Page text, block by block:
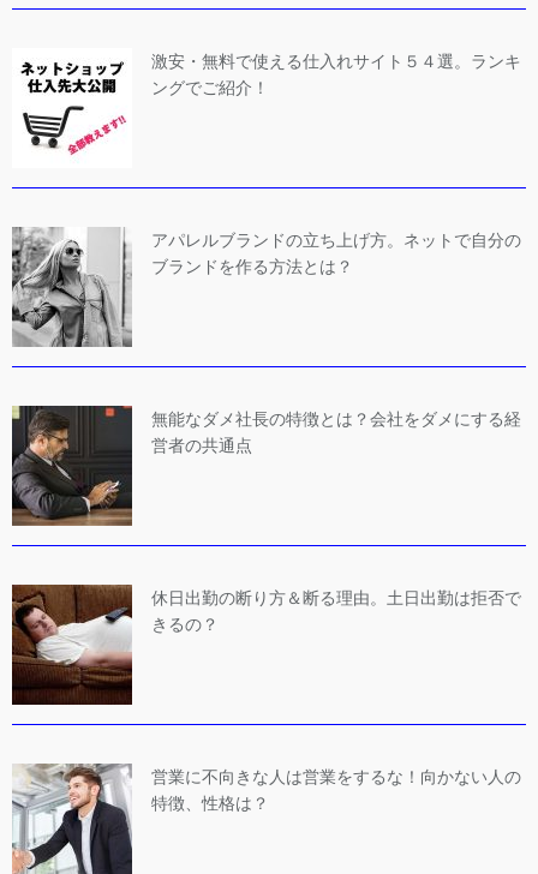
激安・無料で使える仕入れサイト５４選。ランキ
ングでご紹介！
アパレルブランドの立ち上げ方。ネットで自分の
ブランドを作る方法とは？
無能なダメ社長の特徴とは？会社をダメにする経
営者の共通点
休日出勤の断り方＆断る理由。土日出勤は拒否で
きるの？
営業に不向きな人は営業をするな！向かない人の
特徴、性格は？